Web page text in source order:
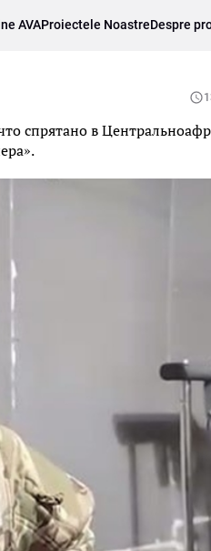
AVAProiectele NoastreDespre
спрятано в